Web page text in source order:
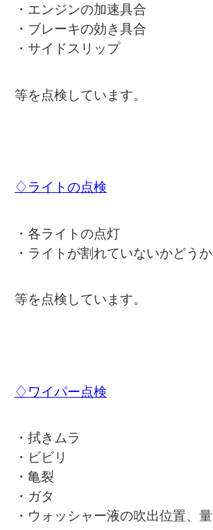
・エンジンの加速具合
・ブレーキの効き具合
・サイドスリップ
等を点検しています。
♢ライトの点検
・各ライトの点灯
・ライトが割れていないかどうか
等を点検しています。
♢ワイパー点検
・拭きムラ
・ビビリ
・亀裂
・ガタ
・ウォッシャー液の吹出位置、量